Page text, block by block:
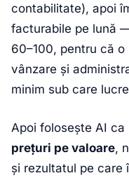
contabilitate), apoi
facturabile pe lună
60–100, pentru că
vânzare și
minim sub care
Apoi folosește AI
prețuri pe valoare,
și rezultatul pe care